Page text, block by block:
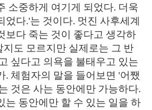
소중하게 여기게 되었다. 더욱
었다.'는 것이다. 멋진 사후세계
보다 죽는 것이 좋다고 생각하
도 모르지만 실제로는 그 반
싶다고 의욕을 불태우고 있는
. 체험자의 말을 들어보면 '어쨌
것은 사는 동안에만 가능하다.
는 동안에만 할 수 있는 일을 하